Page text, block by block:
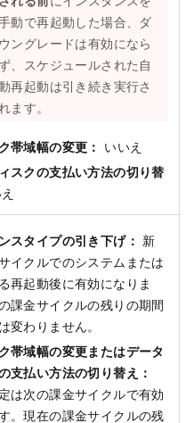
動で再起動した場合、ダ
ウングレードは有効になら
、スケジュールされた自
再起動は引き続き実行さ
ます。
帯域幅の変更： いいえ
スクの支払い方法の切り替
スタイプの引き下げ： 新
イクルでのシステムまたは
再起動後に有効になりま
課金サイクルの残りの期間
変わりません。
帯域幅の変更またはデータ
支払い方法の切り替え：
は次の課金サイクルで有効
。現在の課金サイクルの残